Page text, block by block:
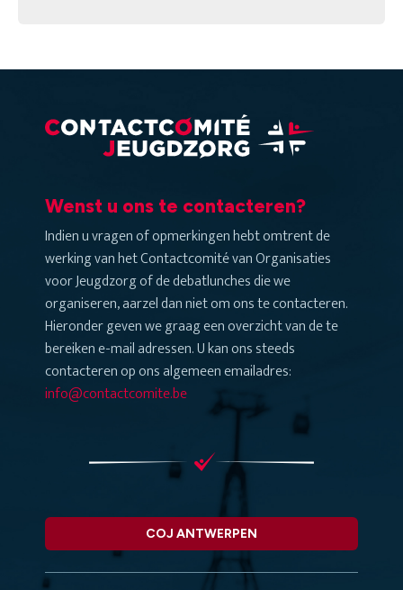
Wenst u ons te contacteren?
Indien u vragen of opmerkingen hebt omtrent de
werking van het Contactcomité van Organisaties
voor Jeugdzorg of de debatlunches die we
organiseren, aarzel dan niet om ons te contacteren.
Hieronder geven we graag een overzicht van de te
bereiken e-mail adressen. U kan ons steeds
contacteren op ons algemeen emailadres:
info@contactcomite.be
COJ ANTWERPEN